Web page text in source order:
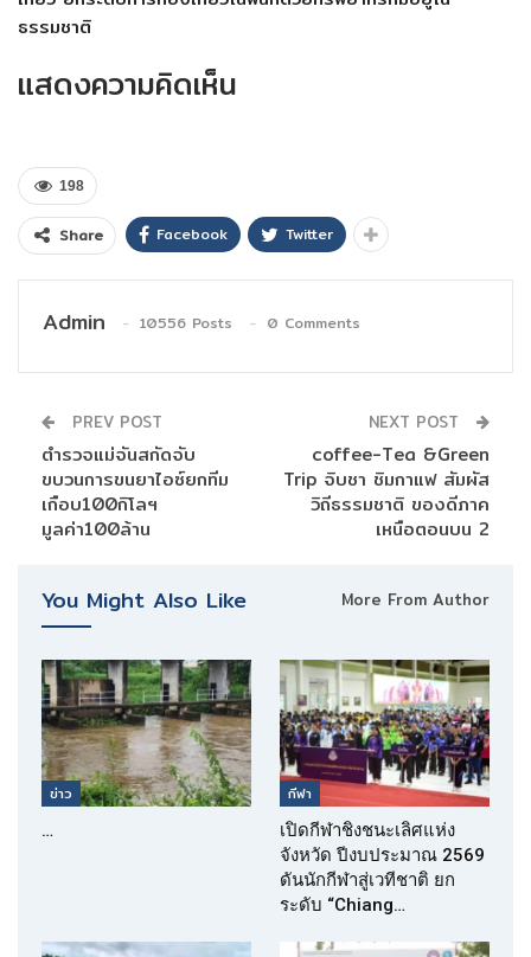
ธรรมชาติ
แสดงความคิดเห็น
198
Share Facebook Twitter
Admin 10556 Posts 0 Comments
PREV POST
ตำรวจแม่จันสกัดจับ
ขบวนการขนยาไอซ์ยกทีม
เกือบ100กิโลฯ
มูลค่า100ล้าน
NEXT POST
coffee-Tea &Green
Trip จิบชา ชิมกาแฟ สัมผัส
วิถีธรรมชาติ ของดีภาค
เหนือตอนบน 2
You Might Also Like More From Author
ข่าว
…
กีฬา
เปิดกีฬาชิงชนะเลิศแห่ง
จังหวัด ปีงบประมาณ 2569
ดันนักกีฬาสู่เวทีชาติ ยก
ระดับ “Chiang…